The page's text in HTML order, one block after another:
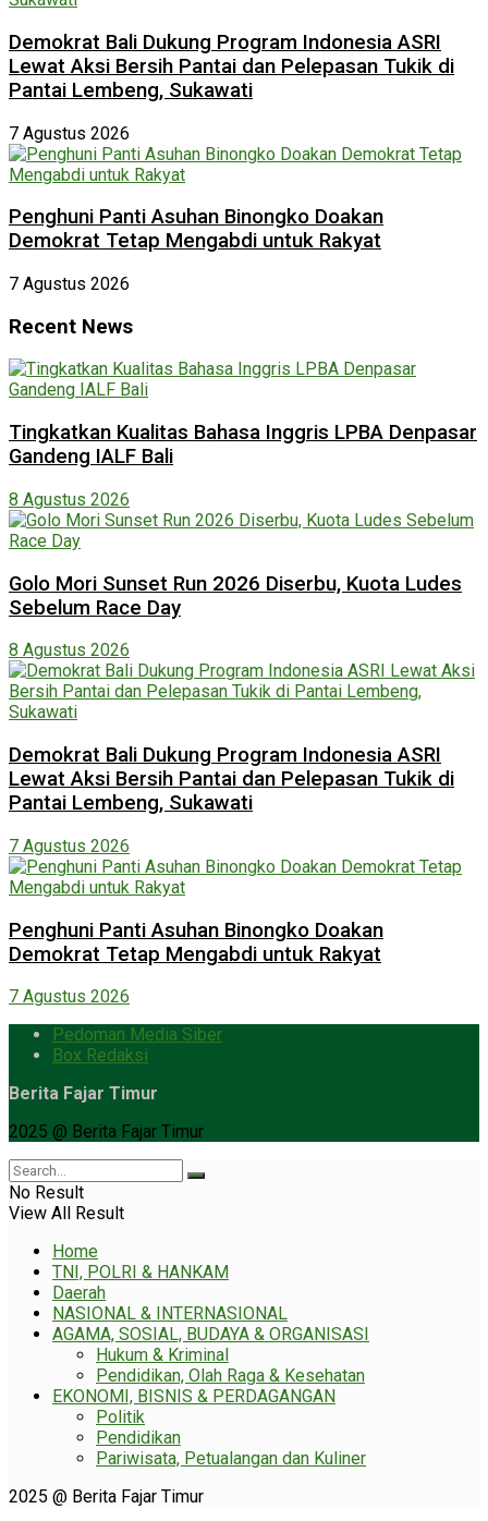
Demokrat Bali Dukung Program Indonesia ASRI
Lewat Aksi Bersih Pantai dan Pelepasan Tukik di
Pantai Lembeng, Sukawati
7 Agustus 2026
Penghuni Panti Asuhan Binongko Doakan
Demokrat Tetap Mengabdi untuk Rakyat
7 Agustus 2026
Recent News
Tingkatkan Kualitas Bahasa Inggris LPBA Denpasar
Gandeng IALF Bali
8 Agustus 2026
Golo Mori Sunset Run 2026 Diserbu, Kuota Ludes
Sebelum Race Day
8 Agustus 2026
Demokrat Bali Dukung Program Indonesia ASRI
Lewat Aksi Bersih Pantai dan Pelepasan Tukik di
Pantai Lembeng, Sukawati
7 Agustus 2026
Penghuni Panti Asuhan Binongko Doakan
Demokrat Tetap Mengabdi untuk Rakyat
7 Agustus 2026
Pedoman Media Siber
Box Redaksi
Berita Fajar Timur
2025 @ Berita Fajar Timur
No Result
View All Result
Home
TNI, POLRI & HANKAM
Daerah
NASIONAL & INTERNASIONAL
AGAMA, SOSIAL, BUDAYA & ORGANISASI
Hukum & Kriminal
Pendidikan, Olah Raga & Kesehatan
EKONOMI, BISNIS & PERDAGANGAN
Politik
Pendidikan
Pariwisata, Petualangan dan Kuliner
2025 @ Berita Fajar Timur